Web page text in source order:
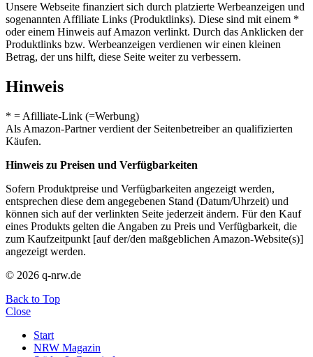
Unsere Webseite finanziert sich durch platzierte Werbeanzeigen und
sogenannten Affiliate Links (Produktlinks). Diese sind mit einem *
oder einem Hinweis auf Amazon verlinkt. Durch das Anklicken der
Produktlinks bzw. Werbeanzeigen verdienen wir einen kleinen
Betrag, der uns hilft, diese Seite weiter zu verbessern.
Hinweis
* = Afilliate-Link (=Werbung)
Als Amazon-Partner verdient der Seitenbetreiber an qualifizierten
Käufen.
Hinweis zu Preisen und Verfügbarkeiten
Sofern Produktpreise und Verfügbarkeiten angezeigt werden,
entsprechen diese dem angegebenen Stand (Datum/Uhrzeit) und
können sich auf der verlinkten Seite jederzeit ändern. Für den Kauf
eines Produkts gelten die Angaben zu Preis und Verfügbarkeit, die
zum Kaufzeitpunkt [auf der/den maßgeblichen Amazon-Website(s)]
angezeigt werden.
© 2026 q-nrw.de
Back to Top
Close
Start
NRW Magazin